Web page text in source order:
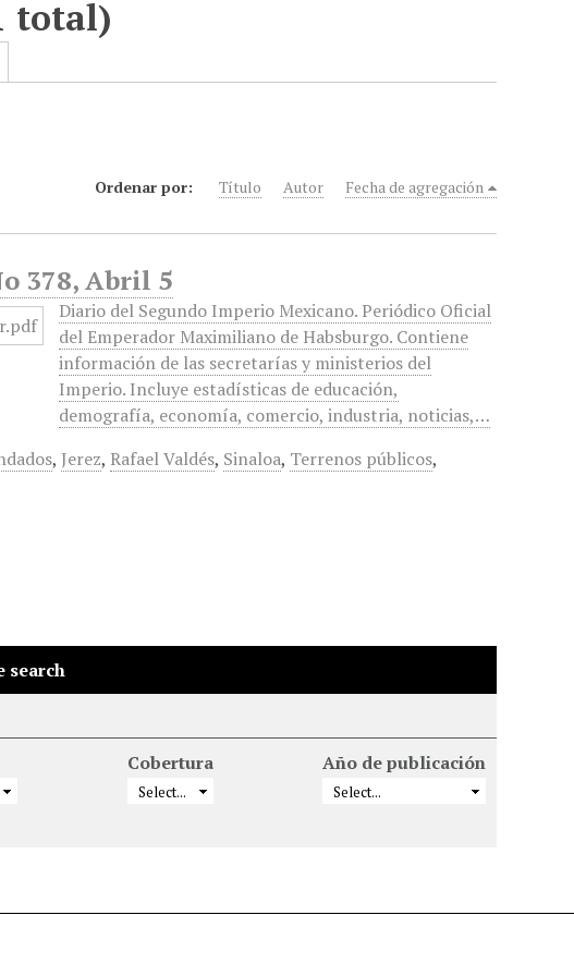
total)
Ordenar por: Título Autor Fecha de agregación
378, Abril 5
Diario del Segundo Imperio Mexicano. Periódico Oficial
del Emperador Maximiliano de Habsburgo. Contiene
información de las secretarías y ministerios del
Imperio. Incluye estadísticas de educación,
demografía, economía, comercio, industria, noticias,…
, Jerez, Rafael Valdés, Sinaloa, Terrenos públicos,
search
Cobertura Año de publicación